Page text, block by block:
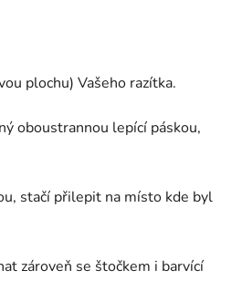
plochu) Vašeho razítka.
oboustrannou lepící páskou,
stačí přilepit na místo kde byl
zároveň se štočkem i barvící